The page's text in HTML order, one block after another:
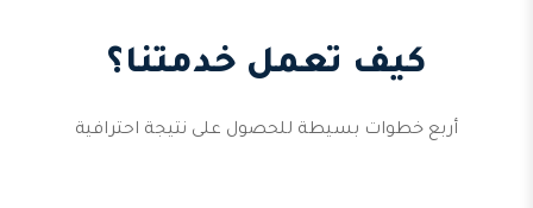
كيف تعمل خدمتنا؟
أربع خطوات بسيطة للحصول على نتيجة احترافية